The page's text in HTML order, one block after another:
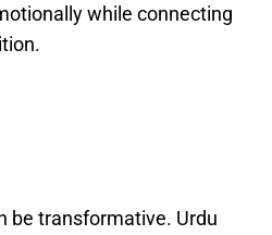
while connecting
be transformative. Urdu